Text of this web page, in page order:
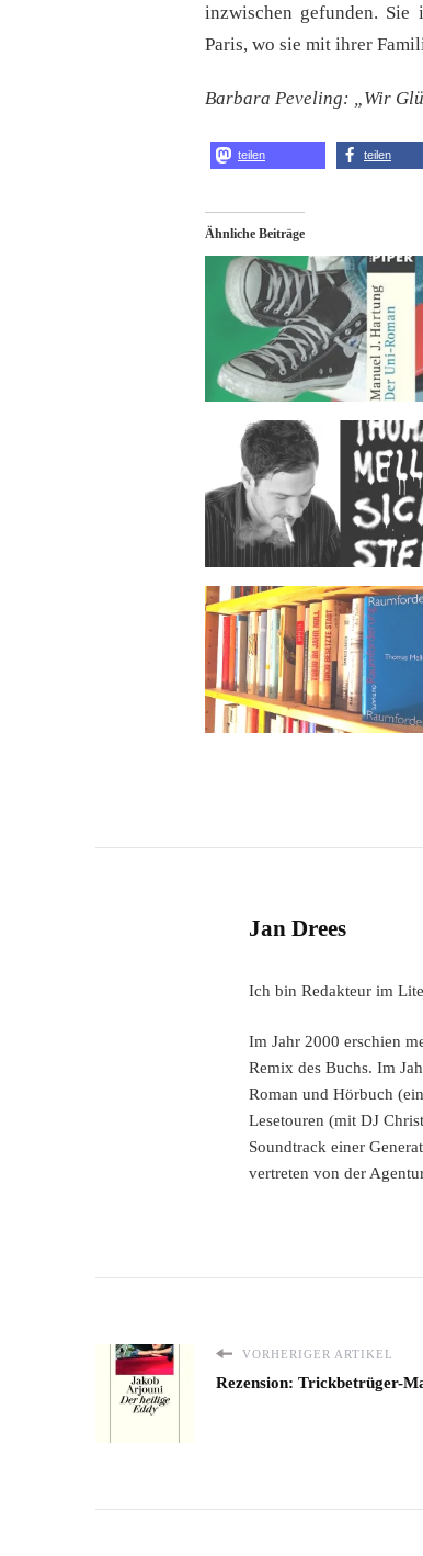
inzwischen gefunden. Sie
Paris, wo sie mit ihrer
Barbara Peveling: „Wir
teilen teilen
Ähnliche Beiträge
Jan Drees
Ich bin Redakteur im
Im Jahr 2000 erschien
Remix des Buchs. Im
Roman und Hörbuch
Lesetouren (mit DJ
Soundtrack einer
vertreten von der
VORHERIGER ARTIKEL
Rezension: Trickbetrüger-